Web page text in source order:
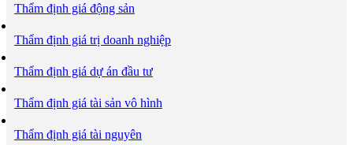
Thẩm định giá động sản
Thẩm định giá trị doanh nghiệp
Thẩm định giá dự án đầu tư
Thẩm định giá tài sản vô hình
Thẩm định giá tài nguyên